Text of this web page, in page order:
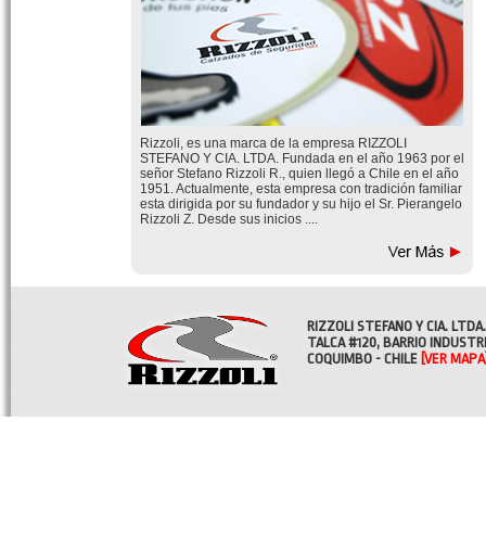
Rizzoli, es una marca de la empresa RIZZOLI
STEFANO Y CIA. LTDA. Fundada en el año 1963 por el
señor Stefano Rizzoli R., quien llegó a Chile en el año
1951. Actualmente, esta empresa con tradición familiar
esta dirigida por su fundador y su hijo el Sr. Pierangelo
Rizzoli Z. Desde sus inicios ....
RIZZOLI STEFANO Y CIA. LTDA.
TALCA #120, BARRIO
COQUIMBO - CHILE [VER